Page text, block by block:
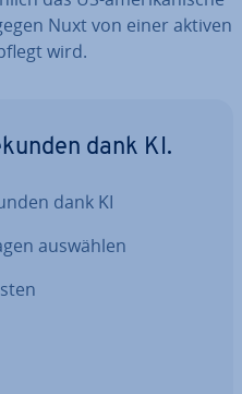
Nuxt von einer aktiven
wird.
dank KI.
dank KI
auswählen